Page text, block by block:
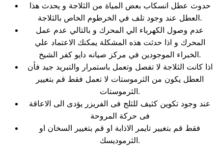
حدوث عطل انسكاب بعض المياة من الثلاجة و يحدث هذا
العطل عند وجود تلف في الخرطوم الخاص بالثلاجة.
عدم وصول الكهرباء الي المحرك و بالتالي عدم عمل
المحرك و اذا حدثت هذه المشكلة يمكنك الاعتماد علي
الخبراء الموجودين في مركز صيانه دايو كفر الشيخ.
اذا كانت الثلاجة لا تفصل وتعمل باستمرار والتبريد جيد فأن
العطل يكون من الثرموستات لا تعمل فقط قم بتغيير
الثرموستات.
عند وجود تكوين كثيف للثلج فى الفريزر يؤدى الى الاعاقة
فى حركة المروحة
فقط قم بتغيير تايمر الاذابة او قم بتغيير السخان او
الثرموديسك.